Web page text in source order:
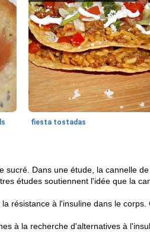
fiesta tostadas
Dans une étude, la cannelle
études soutiennent l'idée que la
résistance à l'insuline dans le
à la recherche d'alternatives à